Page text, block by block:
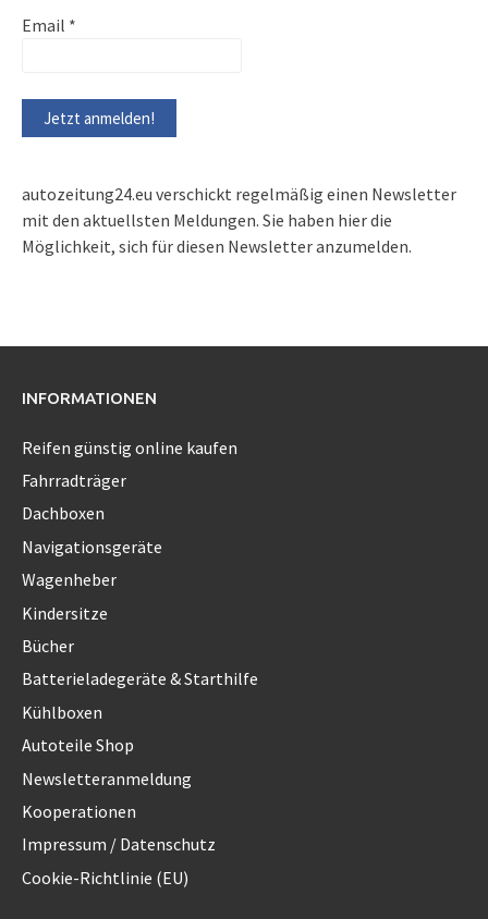
Email *
autozeitung24.eu verschickt regelmäßig einen Newsletter
mit den aktuellsten Meldungen. Sie haben hier die
Möglichkeit, sich für diesen Newsletter anzumelden.
INFORMATIONEN
Reifen günstig online kaufen
Fahrradträger
Dachboxen
Navigationsgeräte
Wagenheber
Kindersitze
Bücher
Batterieladegeräte & Starthilfe
Kühlboxen
Autoteile Shop
Newsletteranmeldung
Kooperationen
Impressum / Datenschutz
Cookie-Richtlinie (EU)